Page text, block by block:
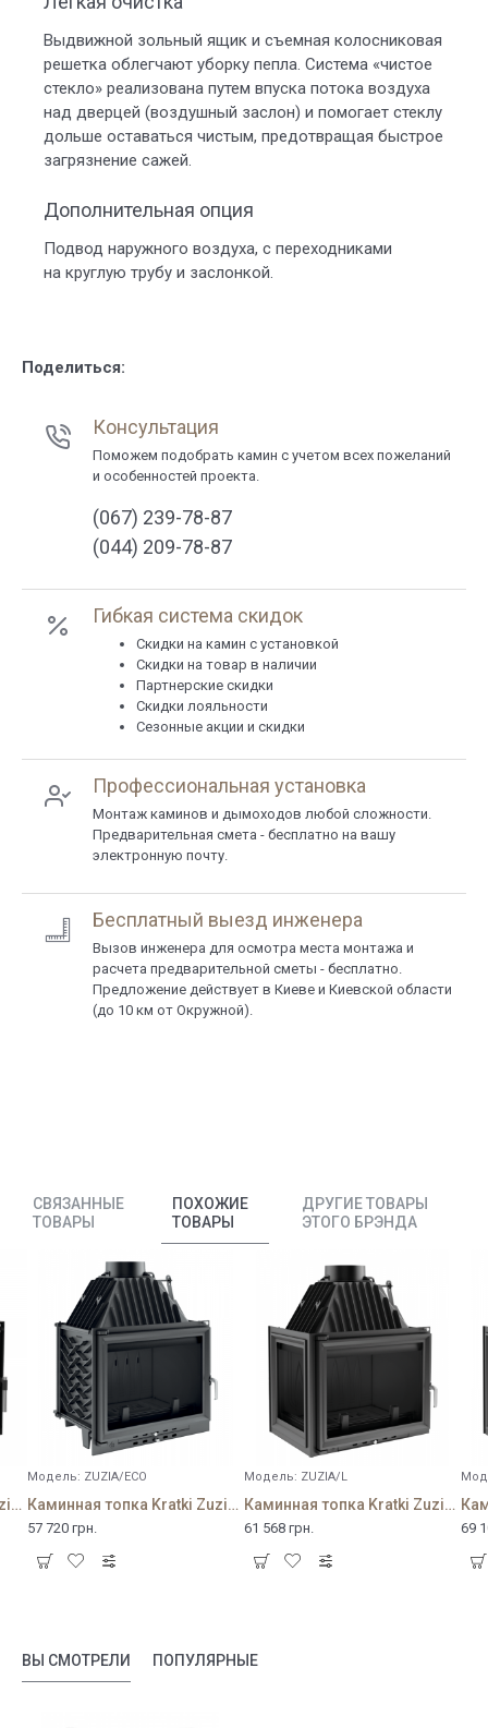
Выдвижной зольный ящик и съемная колосниковая
решетка облегчают уборку пепла. Система «чистое
стекло» реализована путем впуска потока воздуха
над дверцей (воздушный заслон) и помогает стеклу
дольше оставаться чистым, предотвращая быстрое
загрязнение сажей.
Дополнительная опция
Подвод наружного воздуха, с переходниками
на круглую трубу и заслонкой.
Поделиться:
Консультация
Поможем подобрать камин с учетом всех пожеланий
и особенностей проекта.
(067) 239-78-87
(044) 209-78-87
Гибкая система скидок
Cкидки на камин с установкой
Скидки на товар в наличии
Партнерские скидки
Скидки лояльности
Сезонные акции и скидки
Профессиональная установка
Монтаж каминов и дымоходов любой сложности.
Предварительная смета - бесплатно на вашу
электронную почту.
Бесплатный выезд инженера
Вызов инженера для осмотра места монтажа и
расчета предварительной сметы - бесплатно.
Предложение действует в Киеве и Киевской области
(до 10 км от Окружной).
СВЯЗАННЫЕ
ТОВАРЫ
ПОХОЖИЕ
ТОВАРЫ
ДРУГИЕ ТОВАРЫ
ЭТОГО БРЭНДА
Каминная топка Kratki Zuzia 16 Deco
Модель: ZUZIA/ECO
Каминная топка Kratki Zuzia 16 Eco
57 720 грн.
Модель: ZUZIA/L
Каминная топка Kratki Zuzia 16 L
61 568 грн. 69
ВЫ СМОТРЕЛИ ПОПУЛЯРНЫЕ